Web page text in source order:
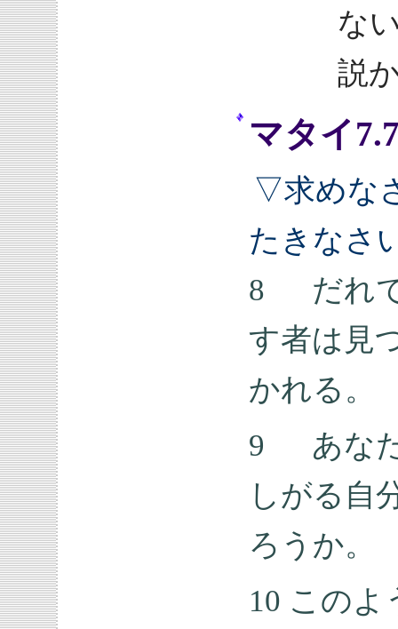
な
説
マタイ
▽求めな
たきなさ
8 だれで
す者は見
かれる。
9 あなた
しがる自
ろうか。
10 この